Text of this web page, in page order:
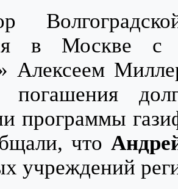
в Москве с
Алексеем
погашения
программы
что
учреждений